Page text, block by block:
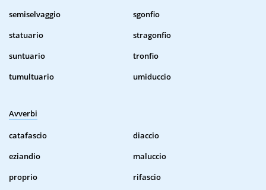
semiselvaggio
sgonfio
statuario
stragonfio
suntuario
tronfio
tumultuario
umiduccio
Avverbi
catafascio
diaccio
eziandio
maluccio
proprio
rifascio